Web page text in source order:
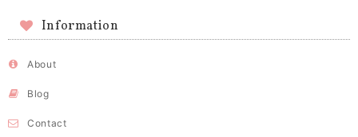
Information
About
Blog
Contact